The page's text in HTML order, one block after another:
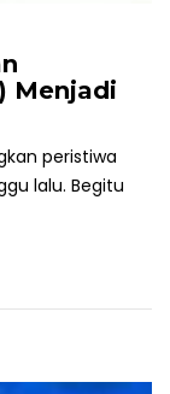
Menjadi
peristiwa
lalu. Begitu